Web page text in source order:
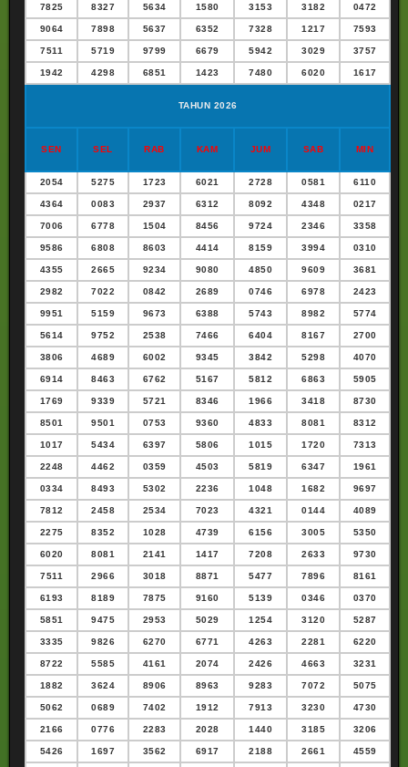
7825 8327 5634 1580 3153 3182 0472
9064 7898 5637 6352 7328 1217 7593
7511 5719 9799 6679 5942 3029 3757
1942 4298 6851 1423 7480 6020 1617
TAHUN 2026
SEN SEL RAB KAM JUM SAB MIN
2054 5275 1723 6021 2728 0581 6110
4364 0083 2937 6312 8092 4348 0217
7006 6778 1504 8456 9724 2346 3358
9586 6808 8603 4414 8159 3994 0310
4355 2665 9234 9080 4850 9609 3681
2982 7022 0842 2689 0746 6978 2423
9951 5159 9673 6388 5743 8982 5774
5614 9752 2538 7466 6404 8167 2700
3806 4689 6002 9345 3842 5298 4070
6914 8463 6762 5167 5812 6863 5905
1769 9339 5721 8346 1966 3418 8730
8501 9501 0753 9360 4833 8081 8312
1017 5434 6397 5806 1015 1720 7313
2248 4462 0359 4503 5819 6347 1961
0334 8493 5302 2236 1048 1682 9697
7812 2458 2534 7023 4321 0144 4089
2275 8352 1028 4739 6156 3005 5350
6020 8081 2141 1417 7208 2633 9730
7511 2966 3018 8871 5477 7896 8161
6193 8189 7875 9160 5139 0346 0370
5851 9475 2953 5029 1254 3120 5287
3335 9826 6270 6771 4263 2281 6220
8722 5585 4161 2074 2426 4663 3231
1882 3624 8906 8963 9283 7072 5075
5062 0689 7402 1912 7913 3230 4730
2166 0776 2283 2028 1440 3185 3206
5426 1697 3562 6917 2188 2661 4559